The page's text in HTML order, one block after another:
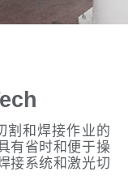
割和焊接作业的
有省时和便于操
接系统和激光切